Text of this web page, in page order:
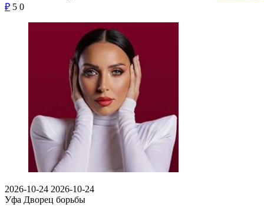
₽ 5 0
2026-10-24 2026-10-24
Уфа Дворец борьбы